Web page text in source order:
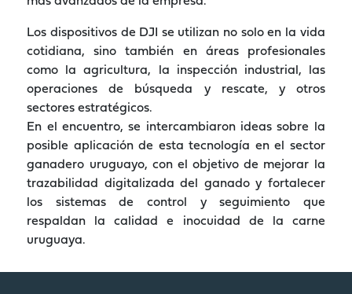
Los dispositivos de DJI se utilizan no solo en la vida
cotidiana, sino también en áreas profesionales
como la agricultura, la inspección industrial, las
operaciones de búsqueda y rescate, y otros
sectores estratégicos.
En el encuentro, se intercambiaron ideas sobre la
posible aplicación de esta tecnología en el sector
ganadero uruguayo, con el objetivo de mejorar la
trazabilidad digitalizada del ganado y fortalecer
los sistemas de control y seguimiento que
respaldan la calidad e inocuidad de la carne
uruguaya.